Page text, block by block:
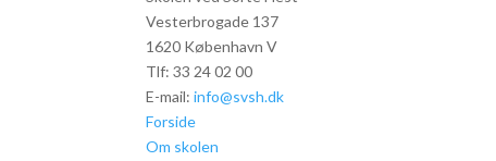
Vesterbrogade 137
1620 København V
Tlf: 33 24 02 00
E-mail:info@svsh.dk
Forside
Om skolen